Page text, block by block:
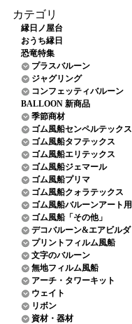
カテゴリ
縁日ノ屋台
おうち縁日
恐竜特集
プラスバルーン
ジャグリング
コンフェッティバルーン
BALLOON 新商品
季節商材
ゴム風船センペルテックス
ゴム風船タフテックス
ゴム風船エリテックス
ゴム風船ジェマール
ゴム風船プリマ
ゴム風船クォラテックス
ゴム風船バルーンアート用
ゴム風船「その他」
デコバルーン&エアビルダ
プリントフィルム風船
文字のバルーン
無地フィルム風船
アーチ・タワーキット
ウェイト
リボン
資材・器材